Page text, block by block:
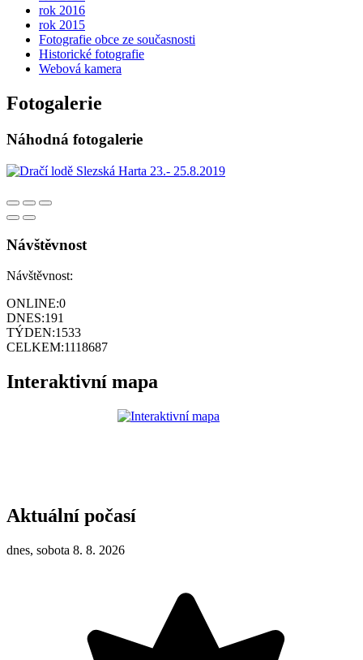
rok 2016
rok 2015
Fotografie obce ze současnosti
Historické fotografie
Webová kamera
Fotogalerie
Náhodná fotogalerie
Návštěvnost
Návštěvnost:
ONLINE:0
DNES:191
TÝDEN:1533
CELKEM:1118687
Interaktivní mapa
Aktuální počasí
dnes, sobota 8. 8. 2026